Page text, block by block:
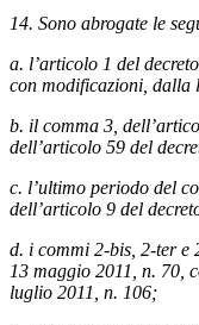
14. Sono abrogate le
a. l’articolo 1 del
con modificazioni, dalla
b. il comma 3,
dell’articolo 59 del
c. l’ultimo periodo del
dell’articolo 9 del
d. i commi 2-bis, 2-ter e
13 maggio 2011, n. 70,
luglio 2011, n. 106;